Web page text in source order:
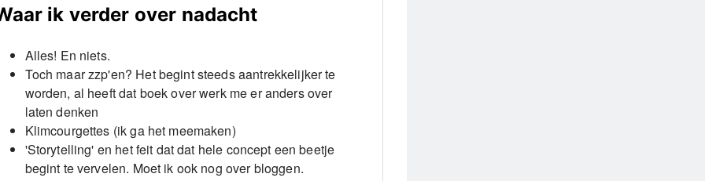
ik verder over nadacht
Alles! En niets.
Toch maar zzp'en? Het begint steeds aantrekkelijker te
worden, al heeft dat boek over werk me er anders over
laten denken
Klimcourgettes (ik ga het meemaken)
'Storytelling' en het feit dat dat hele concept een beetje
begint te vervelen. Moet ik ook nog over bloggen.